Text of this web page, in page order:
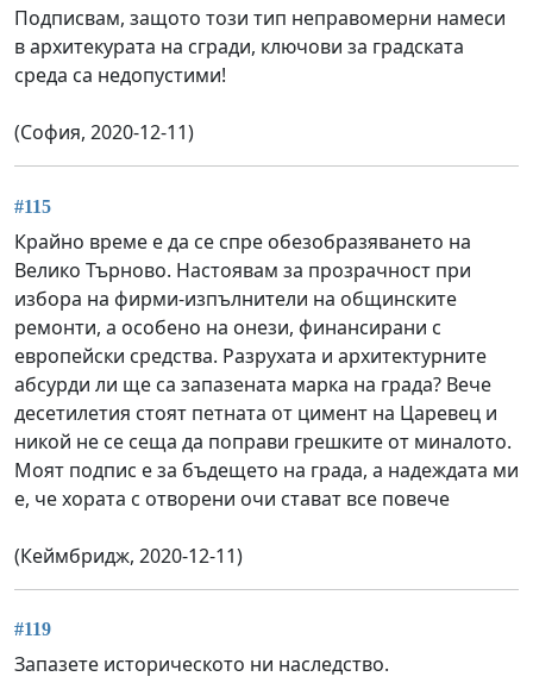
Подписвам, защото този тип неправомерни намеси
в архитекурата на сгради, ключови за градската
среда са недопустими!
(София, 2020-12-11)
#115
Крайно време е да се спре обезобразяването на
Велико Търново. Настоявам за прозрачност при
избора на фирми-изпълнители на общинските
ремонти, а особено на онези, финансирани с
европейски средства. Разрухата и архитектурните
абсурди ли ще са запазената марка на града? Вече
десетилетия стоят петната от цимент на Царевец и
никой не се сеща да поправи грешките от миналото.
Моят подпис е за бъдещето на града, а надеждата ми
е, че хората с отворени очи стават все повече
(Кеймбридж, 2020-12-11)
#119
Запазете историческото ни наследство.